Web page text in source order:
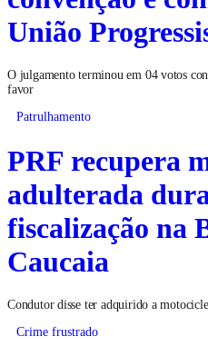
União
O julgamento terminou em 04 votos
favor
Patrulhamento
PRF recupera
adulterada
fiscalização na
Caucaia
Condutor disse ter adquirido a
Crime frustrado